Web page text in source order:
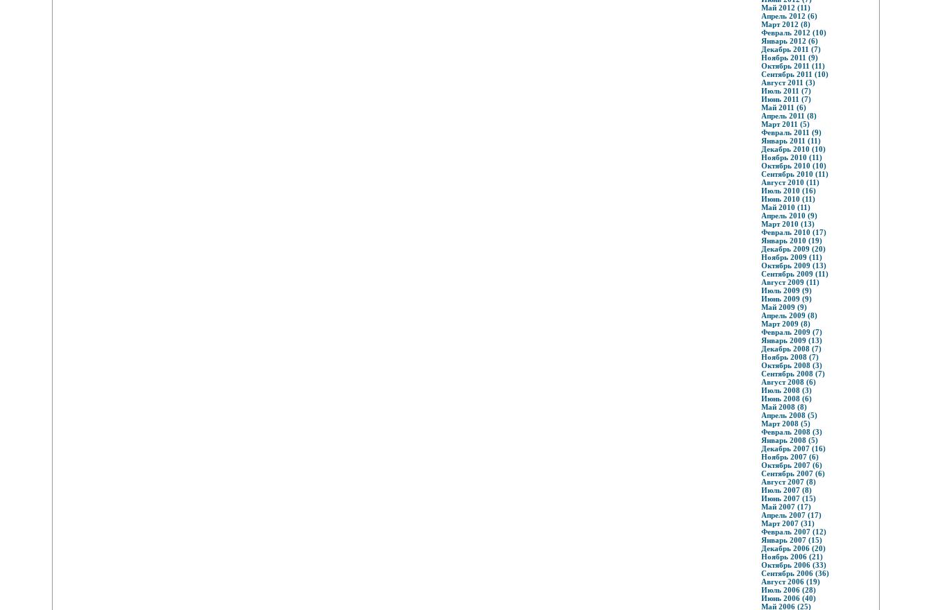
Май 2012 (11)
Апрель 2012 (6)
Март 2012 (8)
Февраль 2012 (10)
Январь 2012 (6)
Декабрь 2011 (7)
Ноябрь 2011 (9)
Октябрь 2011 (11)
Сентябрь 2011 (10)
Август 2011 (3)
Июль 2011 (7)
Июнь 2011 (7)
Май 2011 (6)
Апрель 2011 (8)
Март 2011 (5)
Февраль 2011 (9)
Январь 2011 (11)
Декабрь 2010 (10)
Ноябрь 2010 (11)
Октябрь 2010 (10)
Сентябрь 2010 (11)
Август 2010 (11)
Июль 2010 (16)
Июнь 2010 (11)
Май 2010 (11)
Апрель 2010 (9)
Март 2010 (13)
Февраль 2010 (17)
Январь 2010 (19)
Декабрь 2009 (20)
Ноябрь 2009 (11)
Октябрь 2009 (13)
Сентябрь 2009 (11)
Август 2009 (11)
Июль 2009 (9)
Июнь 2009 (9)
Май 2009 (9)
Апрель 2009 (8)
Март 2009 (8)
Февраль 2009 (7)
Январь 2009 (13)
Декабрь 2008 (7)
Ноябрь 2008 (7)
Октябрь 2008 (3)
Сентябрь 2008 (7)
Август 2008 (6)
Июль 2008 (3)
Июнь 2008 (6)
Май 2008 (8)
Апрель 2008 (5)
Март 2008 (5)
Февраль 2008 (3)
Январь 2008 (5)
Декабрь 2007 (16)
Ноябрь 2007 (6)
Октябрь 2007 (6)
Сентябрь 2007 (6)
Август 2007 (8)
Июль 2007 (8)
Июнь 2007 (15)
Май 2007 (17)
Апрель 2007 (17)
Март 2007 (31)
Февраль 2007 (12)
Январь 2007 (15)
Декабрь 2006 (20)
Ноябрь 2006 (21)
Октябрь 2006 (33)
Сентябрь 2006 (36)
Август 2006 (19)
Июль 2006 (28)
Июнь 2006 (40)
Май 2006 (25)